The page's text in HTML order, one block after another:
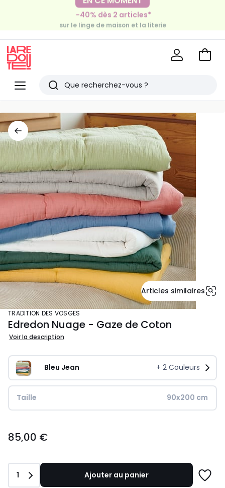
-30€ tous les 100€*
sur le meuble & la déco
-40% dès 2 articles*
sur le linge de maison et la literie
Menu
Redoute
Rechercher
articles
vus
Voir
Articles similaires
TRADITION DES VOSGES
Edredon Nuage - Gaze de Coton
Voir la description
Bleu Jean + 2 Couleurs
Taille 90x200 cm
€.
85,00 €
Quantité
1 Ajouter au panier